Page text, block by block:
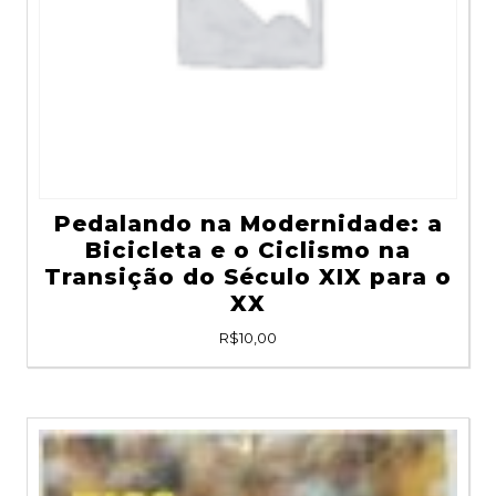
Pedalando na Modernidade: a
Bicicleta e o Ciclismo na
Transição do Século XIX para o
XX
R$10,00